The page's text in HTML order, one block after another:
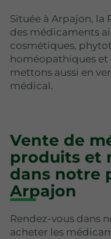
Située à Arpajon, la
des médicaments
cosmétiques,
homéopathiques
mettons aussi en
médical.
Vente de
produits et
dans notre
Arpajon
Rendez-vous dans
acheter les